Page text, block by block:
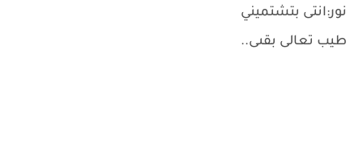
نور:انتى بتشتميني
طيب تعالى بقىى..